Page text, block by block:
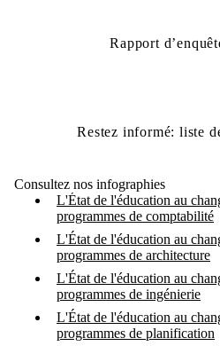
Rapport
Restez informé: liste
Consultez nos infographies
L'État de l'éducation au
programmes de comptabilité
L'État de l'éducation au
programmes de architecture
L'État de l'éducation au
programmes de ingénierie
L'État de l'éducation au
programmes de planification